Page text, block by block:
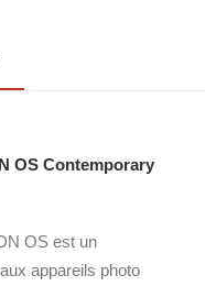
OS Contemporary
OS est un
appareils photo